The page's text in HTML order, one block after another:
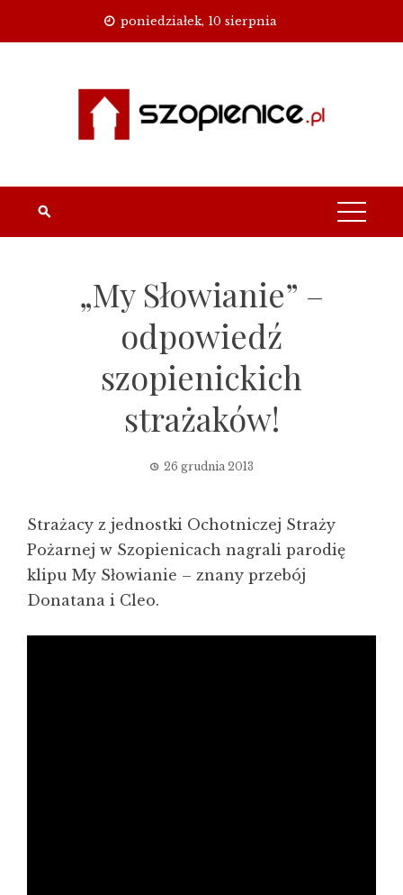
poniedziałek, 10 sierpnia
„My Słowianie” –
odpowiedź
szopienickich
strażaków!
26 grudnia 2013
Strażacy z jednostki Ochotniczej Straży
Pożarnej w Szopienicach nagrali parodię
klipu My Słowianie – znany przebój
Donatana i Cleo.